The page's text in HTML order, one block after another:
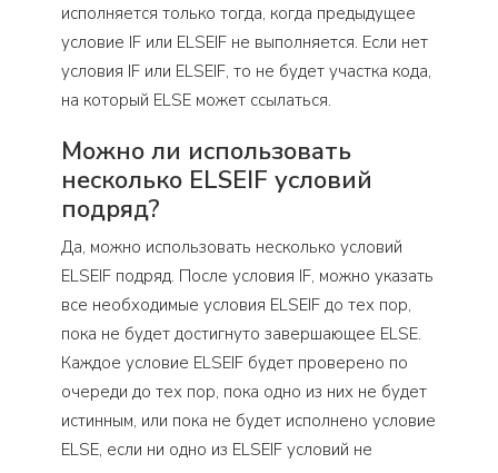
исполняется только тогда, когда предыдущее
условие IF или ELSEIF не выполняется. Если нет
условия IF или ELSEIF, то не будет участка кода,
на который ELSE может ссылаться.
Можно ли использовать
несколько ELSEIF условий
подряд?
Да, можно использовать несколько условий
ELSEIF подряд. После условия IF, можно указать
все необходимые условия ELSEIF до тех пор,
пока не будет достигнуто завершающее ELSE.
Каждое условие ELSEIF будет проверено по
очереди до тех пор, пока одно из них не будет
истинным, или пока не будет исполнено условие
ELSE, если ни одно из ELSEIF условий не